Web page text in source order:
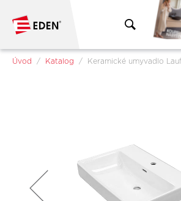
Jsi tady:
Úvod Katalog Keramické umyvadlo